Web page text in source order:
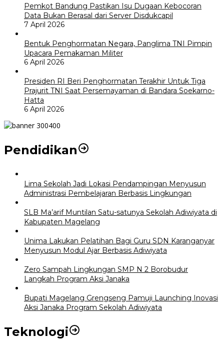
Pemkot Bandung Pastikan Isu Dugaan Kebocoran
Data Bukan Berasal dari Server Disdukcapil
7 April 2026
Bentuk Penghormatan Negara, Panglima TNI Pimpin
Upacara Pemakaman Militer
6 April 2026
Presiden RI Beri Penghormatan Terakhir Untuk Tiga
Prajurit TNI Saat Persemayaman di Bandara Soekarno-
Hatta
6 April 2026
Pendidikan
Lima Sekolah Jadi Lokasi Pendampingan Menyusun
Administrasi Pembelajaran Berbasis Lingkungan
SLB Ma’arif Muntilan Satu-satunya Sekolah Adiwiyata di
Kabupaten Magelang
Unima Lakukan Pelatihan Bagi Guru SDN Karanganyar
Menyusun Modul Ajar Berbasis Adiwiyata
Zero Sampah Lingkungan SMP N 2 Borobudur
Langkah Program Aksi Janaka
Bupati Magelang Grengseng Pamuji Launching Inovasi
Aksi Janaka Program Sekolah Adiwiyata
Teknologi